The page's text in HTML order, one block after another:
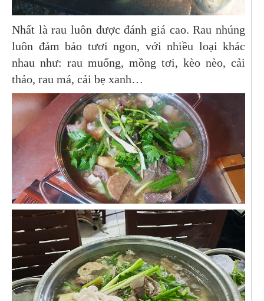
Nhất là rau luôn được đánh giá cao. Rau nhúng
luôn đảm bảo tươi ngon, với nhiều loại khác
nhau như: rau muống, mồng tơi, kèo nèo, cải
thảo, rau má, cải bẹ xanh…